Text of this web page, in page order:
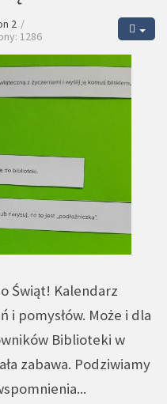
2
1286
Świąt! Kalendarz
i pomysłów. Może i dla
Biblioteki w
zabawa. Podziwiamy